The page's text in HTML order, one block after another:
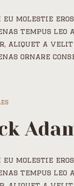
eu molestie
tempus leo
aliquet a velit
ornare
eu molestie
tempus leo